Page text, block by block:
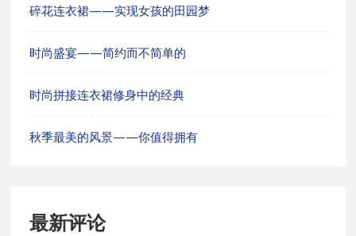
碎花连衣裙——实现女孩的田园梦
时尚盛宴——简约而不简单的
时尚拼接连衣裙修身中的经典
秋季最美的风景——你值得拥有
最新评论